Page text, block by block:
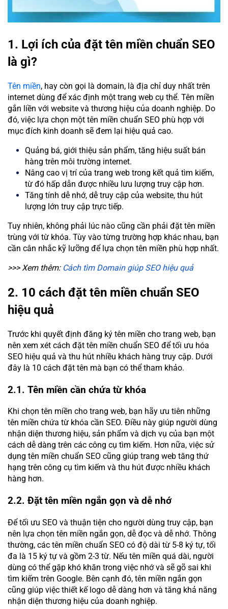
1. Lợi ích của đặt tên miền chuẩn SEO
là gì?
Tên miền, hay còn gọi là domain, là địa chỉ duy nhất trên
internet dùng để xác định một trang web cụ thể. Tên miền
gắn liền với website và thương hiệu của doanh nghiệp. Do
đó, việc lựa chọn một tên miền chuẩn SEO phù hợp với
mục đích kinh doanh sẽ đem lại hiệu quả cao.
Quảng bá, giới thiệu sản phẩm, tăng hiệu suất bán
hàng trên môi trường internet.
Nâng cao vị trí của trang web trong kết quả tìm kiếm,
từ đó hấp dẫn được nhiều lưu lượng truy cập hơn.
Tăng tính dễ nhớ, dễ truy cập của website, thu hút
lượng lớn truy cập trực tiếp.
Tuy nhiên, không phải lúc nào cũng cần phải đặt tên miền
trùng với từ khóa. Tùy vào từng trường hợp khác nhau, bạn
cần cân nhắc kỹ lưỡng để lựa chọn tên miền phù hợp nhất.
>>> Xem thêm: Cách tìm Domain giúp SEO hiệu quả
2. 10 cách đặt tên miền chuẩn SEO
hiệu quả
Trước khi quyết định đăng ký tên miền cho trang web, bạn
nên xem xét cách đặt tên miền chuẩn SEO để tối ưu hóa
SEO hiệu quả và thu hút nhiều khách hàng truy cập. Dưới
đây là 10 cách đặt tên mà bạn có thể tham khảo.
2.1. Tên miền cần chứa từ khóa
Khi chọn tên miền cho trang web, bạn hãy ưu tiên những
tên miền chứa từ khóa cần SEO. Điều này giúp người dùng
nhận diện thương hiệu, sản phẩm và dịch vụ của bạn một
cách dễ dàng trên các công cụ tìm kiếm. Hơn nữa, việc sử
dụng tên miền chuẩn SEO cũng giúp trang web tăng thứ
hạng trên công cụ tìm kiếm và thu hút được nhiều khách
hàng hơn.
2.2. Đặt tên miền ngắn gọn và dễ nhớ
Để tối ưu SEO và thuận tiện cho người dùng truy cập, bạn
nên lựa chọn tên miền ngắn gọn, dễ đọc và dễ nhớ. Thông
thường, các tên miền chuẩn SEO có độ dài từ 5-8 ký tự, tối
đa là 15 ký tự và gồm 2-3 từ. Nếu tên miền quá dài, người
dùng có thể gặp khó khăn trong việc nhớ và sẽ gõ sai khi
tìm kiếm trên Google. Bên cạnh đó, tên miền ngắn gọn
cũng giúp việc thiết kế logo dễ dàng hơn và tăng khả năng
nhận diện thương hiệu của doanh nghiệp.